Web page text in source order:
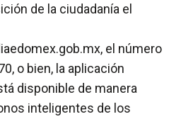
de la ciudadanía el
el número
o bien, la aplicación
disponible de manera
inteligentes de los